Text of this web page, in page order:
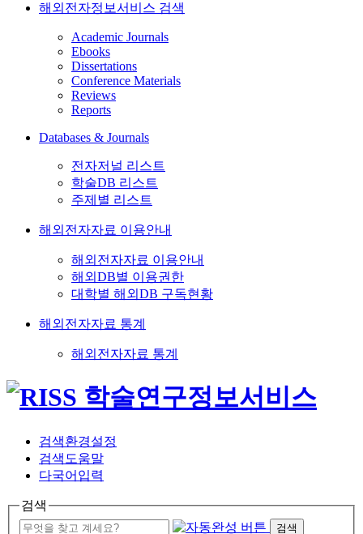
해외전자정보서비스 검색
Academic Journals
Ebooks
Dissertations
Conference Materials
Reviews
Reports
Databases & Journals
전자저널 리스트
학술DB 리스트
주제별 리스트
해외전자자료 이용안내
해외전자자료 이용안내
해외DB별 이용권한
대학별 해외DB 구독현황
해외전자자료 통계
해외전자자료 통계
검색환경설정
검색도움말
다국어입력
검색
검색